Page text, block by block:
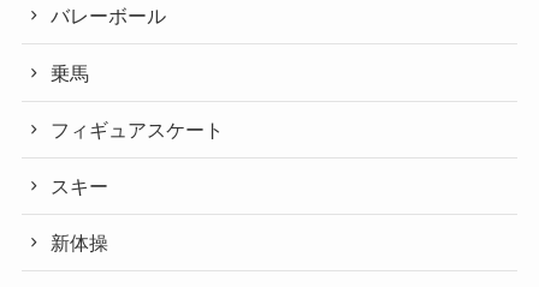
バレーボール
乗馬
フィギュアスケート
スキー
新体操